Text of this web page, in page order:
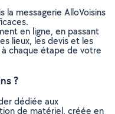
la messagerie AlloVoisins
en ligne, en passant
lieux, les devis et les
chaque étape de votre
?
dédiée aux
de matériel, créée en